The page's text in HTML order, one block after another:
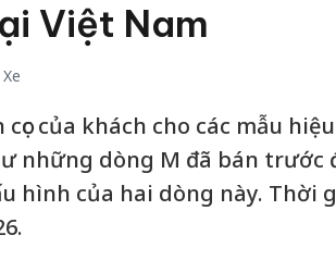
Việt Nam
của khách cho các mẫu
những dòng M đã bán trước
hình của hai dòng này. Thời